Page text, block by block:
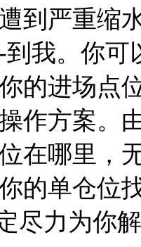
到严重缩
我。你可
的进场点
作方案。
在哪里，
的单仓位
尽力为你